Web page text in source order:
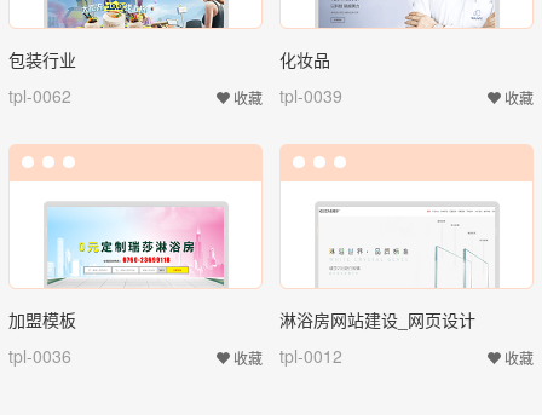
包装行业
tpl-0062
收藏
化妆品
tpl-0039
收藏
加盟模板
tpl-0036
收藏
淋浴房网站建设_网页设计
tpl-0012
收藏